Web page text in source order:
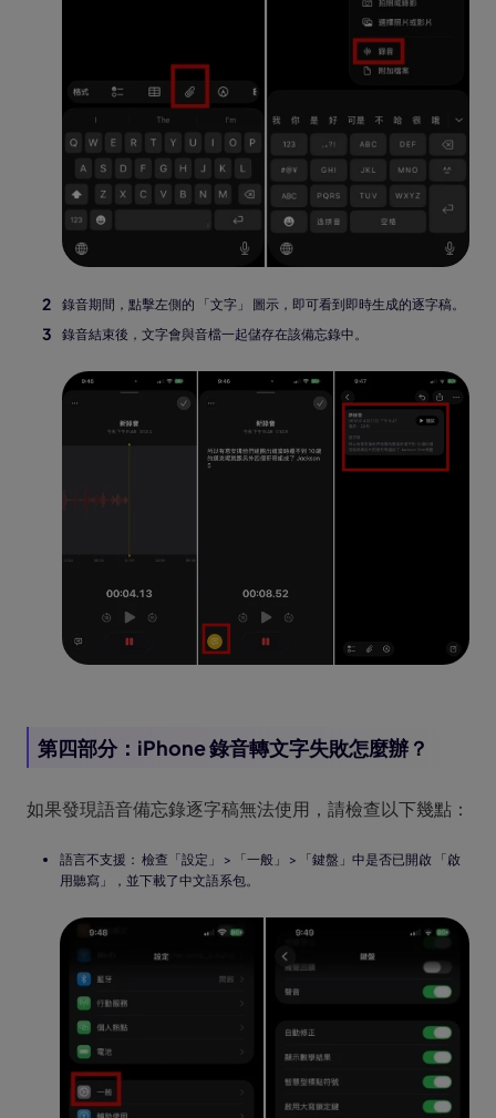
錄音期間，點擊左側的 「文字」 圖示，即可看到即時生成的逐字稿。
錄音結束後，文字會與音檔一起儲存在該備忘錄中。
第四部分：iPhone 錄音轉文字失敗怎麼辦？
如果發現語音備忘錄逐字稿無法使用，請檢查以下幾點：
語言不支援： 檢查「設定」 > 「一般」 > 「鍵盤」中是否已開啟 「啟
用聽寫」，並下載了中文語系包。